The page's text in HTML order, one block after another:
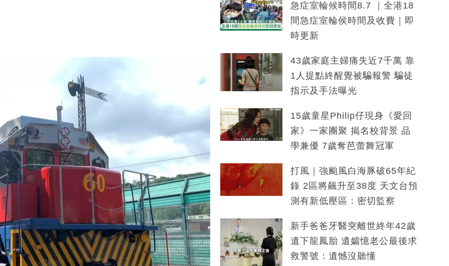
急症室輪候時間8.7 ｜全港18
間急症室輪侯時間及收費｜即
時更新
43歲家庭主婦痛失近7千萬 靠
1人提點終醒覺被騙報警 騙徒
指示及手法曝光
15歲童星Philip仔現身《愛回
家》一家團聚 揭名校背景 品
學兼優 7歲奪芭蕾舞冠軍
打風｜強颱風白海豚破65年紀
錄 2區將飆升至38度 天文台預
測有新低壓區：密切監察
新手爸爸牙醫突離世終年42歲
遺下龍鳳胎 遺孀憶老公最後求
救警號：遺憾沒聽懂